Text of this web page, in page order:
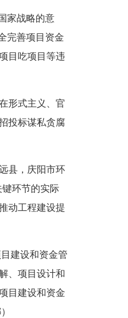
家战略的意
完善项目资金
目吃项目等违
形式主义、官
投标谋私贪腐
县，庆阳市环
环节的实际
动工程建设提
建设和资金管
、项目设计和
目建设和资金